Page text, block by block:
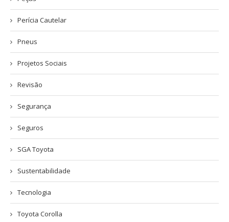
Perícia Cautelar
Pneus
Projetos Sociais
Revisão
Segurança
Seguros
SGA Toyota
Sustentabilidade
Tecnologia
Toyota Corolla